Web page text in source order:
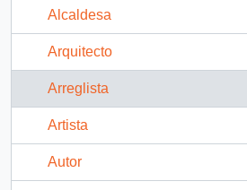
Alcaldesa
Arquitecto
Arreglista
Artista
Autor